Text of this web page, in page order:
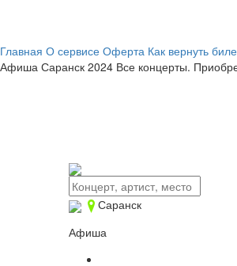
Главная О сервисе Оферта Как вернуть
Афиша Саранск 2024 Все концерты.
Саранск
Афиша